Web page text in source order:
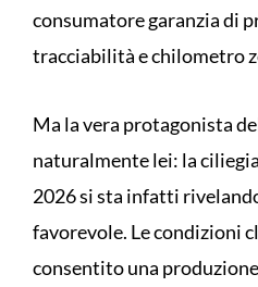
consumatore garanzia di
tracciabilità e chilometro
Ma la vera protagonista
naturalmente lei: la
2026 si sta infatti
favorevole. Le condizioni
consentito una